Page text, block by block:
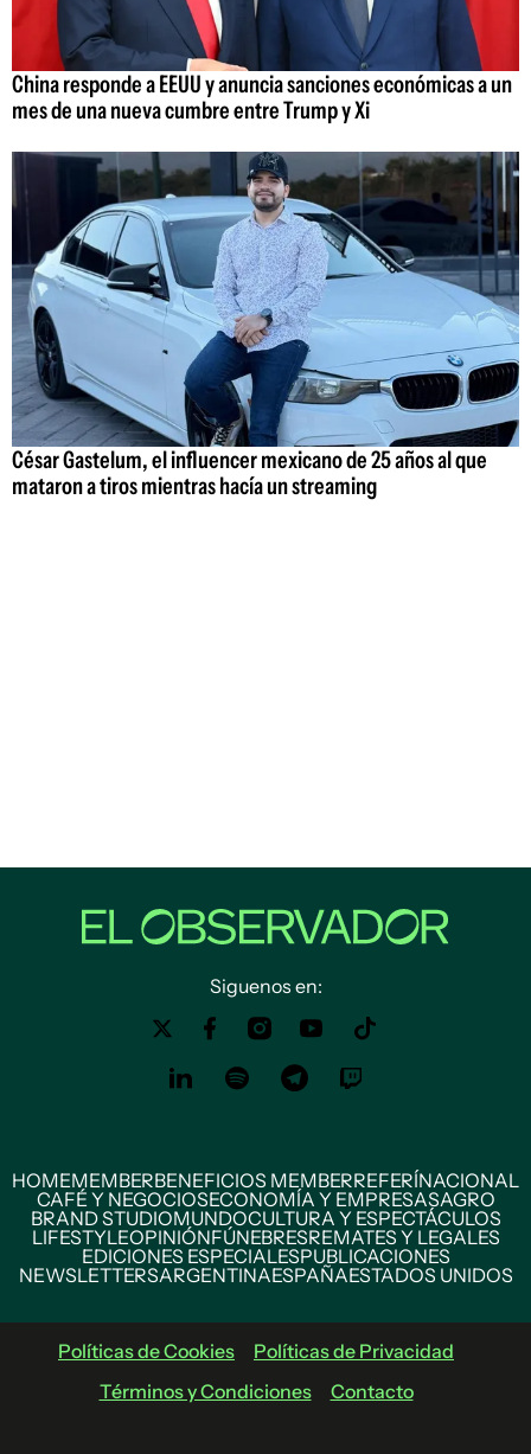
China responde a EEUU y anuncia sanciones económicas a un
mes de una nueva cumbre entre Trump y Xi
César Gastelum, el influencer mexicano de 25 años al que
mataron a tiros mientras hacía un streaming
Siguenos en:
HOMEMEMBERBENEFICIOS MEMBERREFERÍNACIONAL
CAFÉ Y NEGOCIOSECONOMÍA Y EMPRESASAGRO
BRAND STUDIOMUNDOCULTURA Y ESPECTÁCULOS
LIFESTYLEOPINIÓNFÚNEBRESREMATES Y LEGALES
EDICIONES ESPECIALESPUBLICACIONES
NEWSLETTERSARGENTINAESPAÑAESTADOS UNIDOS
Políticas de Cookies
Políticas de Privacidad
Términos y Condiciones
Contacto